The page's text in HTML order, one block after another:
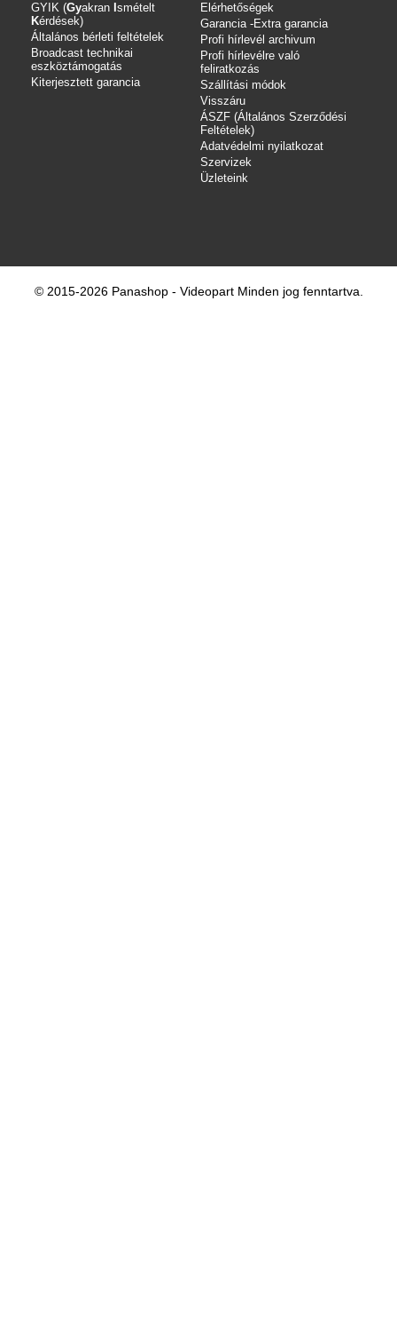
GYIK (Gyakran smételt
Kérdések)
Általános bérleti feltételek
Broadcast technikai
eszköztámogatás
Kiterjesztett garancia
Elérhetőségek
Garancia -Extra garancia
Profi hírlevél archivum
Profi hírlevélre való
feliratkozás
Szállítási módok
Visszáru
ÁSZF (Általános Szerződési
Feltételek)
Adatvédelmi nyilatkozat
Szervizek
Üzleteink
© 2015-2026 Panashop - Videopart Minden jog fenntartva.